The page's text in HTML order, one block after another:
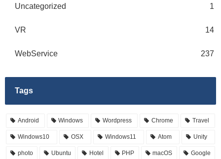
Uncategorized 1
VR 14
WebService 237
Tags
Android Windows Wordpress Chrome Travel
Windows10 OSX Windows11 Atom Unity
photo Ubuntu Hotel PHP macOS Google